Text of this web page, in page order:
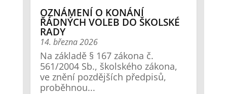
OZNÁMENÍ O KONÁNÍ
ŘÁDNÝCH VOLEB DO ŠKOLSKÉ
RADY
14. března 2026
Na základě § 167 zákona č.
561/2004 Sb., školského zákona,
ve znění pozdějších předpisů,
proběhnou...